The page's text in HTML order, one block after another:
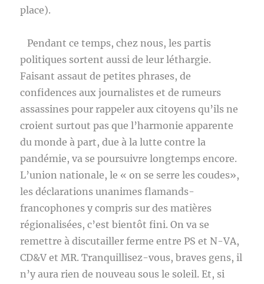
place).
Pendant ce temps, chez nous, les partis
politiques sortent aussi de leur léthargie.
Faisant assaut de petites phrases, de
confidences aux journalistes et de rumeurs
assassines pour rappeler aux citoyens qu’ils ne
croient surtout pas que l’harmonie apparente
du monde à part, due à la lutte contre la
pandémie, va se poursuivre longtemps encore.
L’union nationale, le « on se serre les coudes»,
les déclarations unanimes flamands-
francophones y compris sur des matières
régionalisées, c’est bientôt fini. On va se
remettre à discutailler ferme entre PS et N-VA,
CD&V et MR. Tranquillisez-vous, braves gens, il
n’y aura rien de nouveau sous le soleil. Et, si